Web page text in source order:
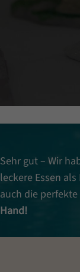
Sehr gut – Wir
leckere Essen
auch die
Hand!